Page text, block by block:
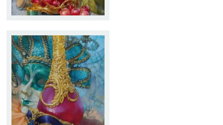
MASCARAS CON
CANDELABRO
Tamaño: 40 x 24
Técnica: Óleo